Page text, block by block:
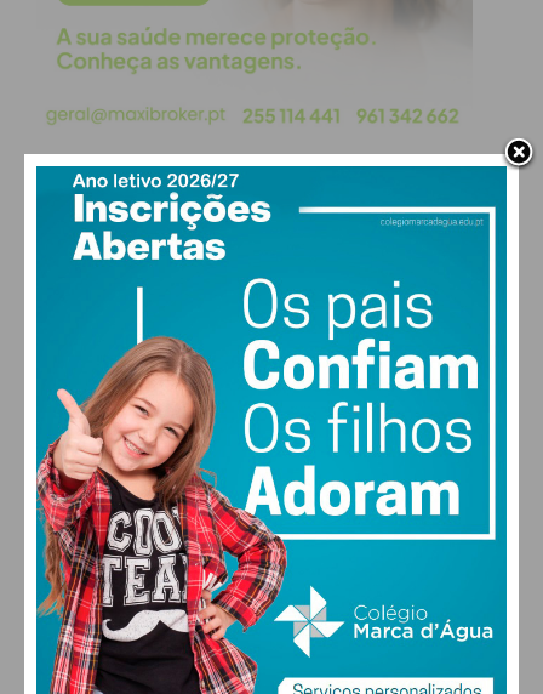
PAÇOS DE FERREIRA
°
clear sky
93% humidade
vento: 0m/s E
MAX 19 • MIN 17
26°
DOM
28
SEG
30°
TER
31
ALTERAR